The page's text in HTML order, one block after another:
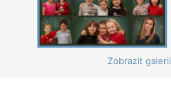
Zobrazit galerii